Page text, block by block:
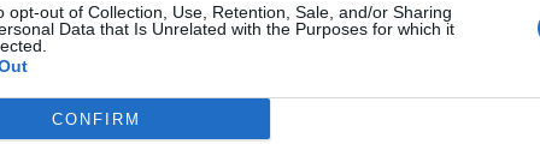
opt-out of Collection, Use, Retention, Sale, and/or Sharing
Data that Is Unrelated with the Purposes for which it
CONFIRM